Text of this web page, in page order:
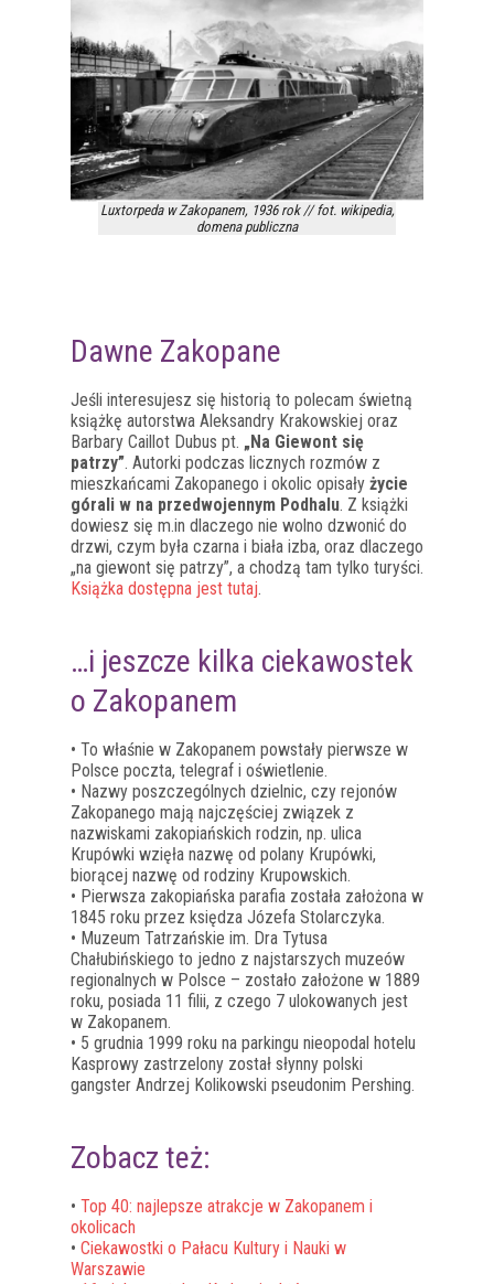
Luxtorpeda w Zakopanem, 1936 rok // fot. wikipedia,
domena publiczna
Dawne Zakopane
Jeśli interesujesz się historią to polecam świetną
książkę autorstwa Aleksandry Krakowskiej oraz
Barbary Caillot Dubus pt. „Na Giewont się
patrzy”. Autorki podczas licznych rozmów z
mieszkańcami Zakopanego i okolic opisały życie
górali w na przedwojennym Podhalu. Z książki
dowiesz się m.in dlaczego nie wolno dzwonić do
drzwi, czym była czarna i biała izba, oraz dlaczego
„na giewont się patrzy”, a chodzą tam tylko turyści.
Książka dostępna jest tutaj.
…i jeszcze kilka ciekawostek
o Zakopanem
• To właśnie w Zakopanem powstały pierwsze w
Polsce poczta, telegraf i oświetlenie.
• Nazwy poszczególnych dzielnic, czy rejonów
Zakopanego mają najczęściej związek z
nazwiskami zakopiańskich rodzin, np. ulica
Krupówki wzięła nazwę od polany Krupówki,
biorącej nazwę od rodziny Krupowskich.
• Pierwsza zakopiańska parafia została założona w
1845 roku przez księdza Józefa Stolarczyka.
• Muzeum Tatrzańskie im. Dra Tytusa
Chałubińskiego to jedno z najstarszych muzeów
regionalnych w Polsce – zostało założone w 1889
roku, posiada 11 filii, z czego 7 ulokowanych jest
w Zakopanem.
• 5 grudnia 1999 roku na parkingu nieopodal hotelu
Kasprowy zastrzelony został słynny polski
gangster Andrzej Kolikowski pseudonim Pershing.
Zobacz też:
• Top 40: najlepsze atrakcje w Zakopanem i
okolicach
• Ciekawostki o Pałacu Kultury i Nauki w
Warszawie